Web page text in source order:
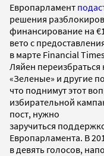
Европарламент
решения
финансирование на
вето с
в марте Financial
Ляйен переизбраться
«Зеленые» и другие
что поднимут этот
избирательной
пост, нужно
заручиться
Европарламента. В
в девять голосов,